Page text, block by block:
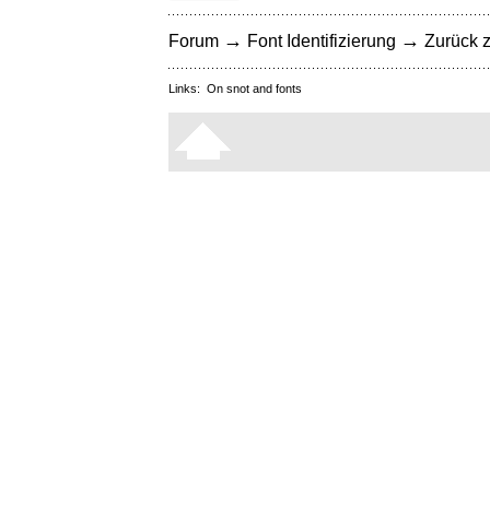
Forum → Font Identifizierung → Zurück
Links: On snot and fonts